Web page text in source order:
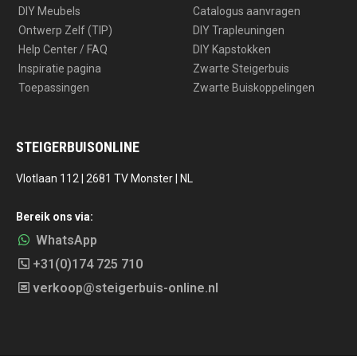
DIY Meubels
Ontwerp Zelf (TIP)
Help Center / FAQ
Inspiratie pagina
Toepassingen
Catalogus aanvragen
DIY Trapleuningen
DIY Kapstokken
Zwarte Steigerbuis
Zwarte Buiskoppelingen
STEIGERBUISONLINE
Vlotlaan 112 | 2681 TV Monster | NL
Bereik ons via:
WhatsApp
+31(0)174 725 710
verkoop@steigerbuis-online.nl